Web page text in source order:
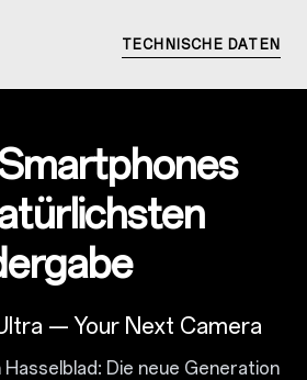
TECHNISCHE DATEN
— Your Next Camera
Die neue Generation